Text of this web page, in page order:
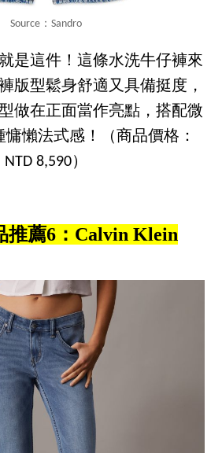
Source：Sandro
是這件！這條水洗牛仔褲來
版型鬆身舒適又具備挺度，
做在正面當作亮點，搭配微
懶法式感！（商品價格：
NTD 8,590）
推薦6：Calvin Klein